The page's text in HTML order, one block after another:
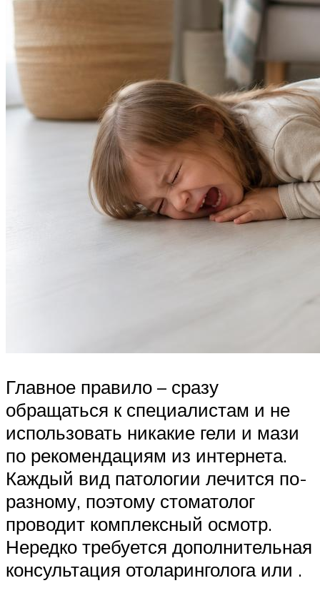
Главное правило – сразу
обращаться к специалистам и не
использовать никакие гели и мази
по рекомендациям из интернета.
Каждый вид патологии лечится по-
разному, поэтому стоматолог
проводит комплексный осмотр.
Нередко требуется дополнительная
консультация отоларинголога или .